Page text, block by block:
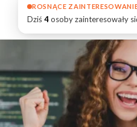
ROSNĄCE
Dziś 4osoby zainteresowały